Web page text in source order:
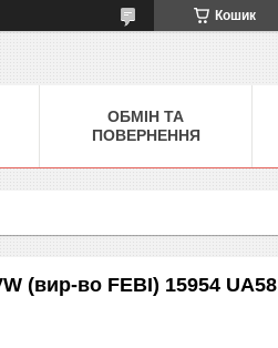
Кошик
ОБМІН ТА
ПОВЕРНЕННЯ
(вир-во FEBI) 15954 UA58